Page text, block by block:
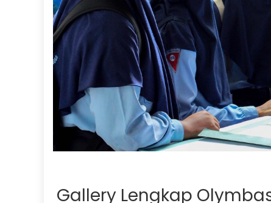
Gallery Lengkap